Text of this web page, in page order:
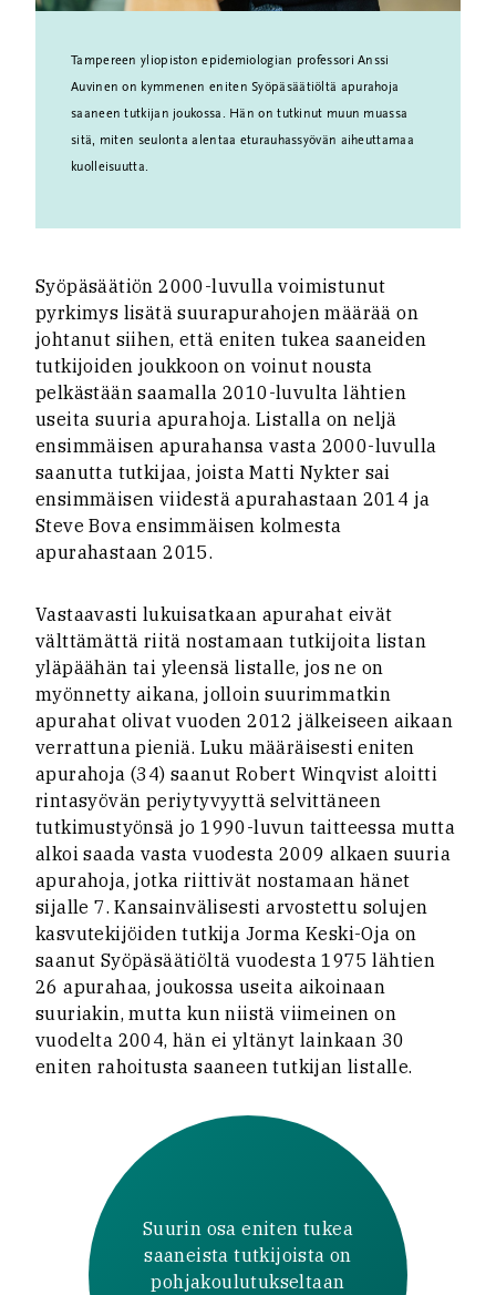
Tampereen yliopiston epidemiologian professori Anssi
Auvinen on kymmenen eniten Syöpäsäätiöltä apurahoja
saaneen tutkijan joukossa. Hän on tutkinut muun muassa
sitä, miten seulonta alentaa eturauhassyövän aiheuttamaa
kuolleisuutta.
Syöpäsäätiön 2000-luvulla voimistunut
pyrkimys lisätä suurapurahojen määrää on
johtanut siihen, että eniten tukea saaneiden
tutkijoiden joukkoon on voinut nousta
pelkästään saamalla 2010-luvulta lähtien
useita suuria apurahoja. Listalla on neljä
ensimmäisen apurahansa vasta 2000-luvulla
saanutta tutkijaa, joista Matti Nykter sai
ensimmäisen viidestä apurahastaan 2014 ja
Steve Bova ensimmäisen kolmesta
apurahastaan 2015.
Vastaavasti lukuisatkaan apurahat eivät
välttämättä riitä nostamaan tutkijoita listan
yläpäähän tai yleensä listalle, jos ne on
myönnetty aikana, jolloin suurimmatkin
apurahat olivat vuoden 2012 jälkeiseen aikaan
verrattuna pieniä. Luku määräisesti eniten
apurahoja (34) saanut Robert Winqvist aloitti
rintasyövän periytyvyyttä selvittäneen
tutkimustyönsä jo 1990-luvun taitteessa mutta
alkoi saada vasta vuodesta 2009 alkaen suuria
apurahoja, jotka riittivät nostamaan hänet
sijalle 7. Kansainvälisesti arvostettu solujen
kasvutekijöiden tutkija Jorma Keski-Oja on
saanut Syöpäsäätiöltä vuodesta 1975 lähtien
26 apurahaa, joukossa useita aikoinaan
suuriakin, mutta kun niistä viimeinen on
vuodelta 2004, hän ei yltänyt lainkaan 30
eniten rahoitusta saaneen tutkijan listalle.
Suurin osa eniten tukea
saaneista tutkijoista on
pohjakoulutukseltaan